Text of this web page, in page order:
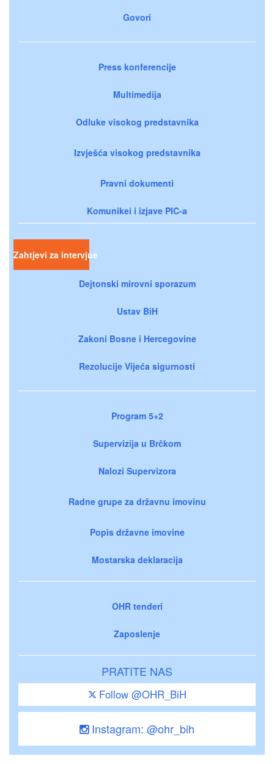
Govori
Press konferencije
Multimedija
Odluke visokog predstavnika
Izvješća visokog predstavnika
Pravni dokumenti
Komunikei i izjave PIC-a
Zahtjevi za intervjue
Dejtonski mirovni sporazum
Ustav BiH
Zakoni Bosne i Hercegovine
Rezolucije Vijeća sigurnosti
Program 5+2
Supervizija u Brčkom
Nalozi Supervizora
Radne grupe za državnu imovinu
Popis državne imovine
Mostarska deklaracija
OHR tenderi
Zaposlenje
PRATITE NAS
Follow @OHR_BiH
Instagram: @ohr_bih